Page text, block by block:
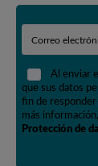
Al enviar
que sus datos
fin de responder
más
Protección de